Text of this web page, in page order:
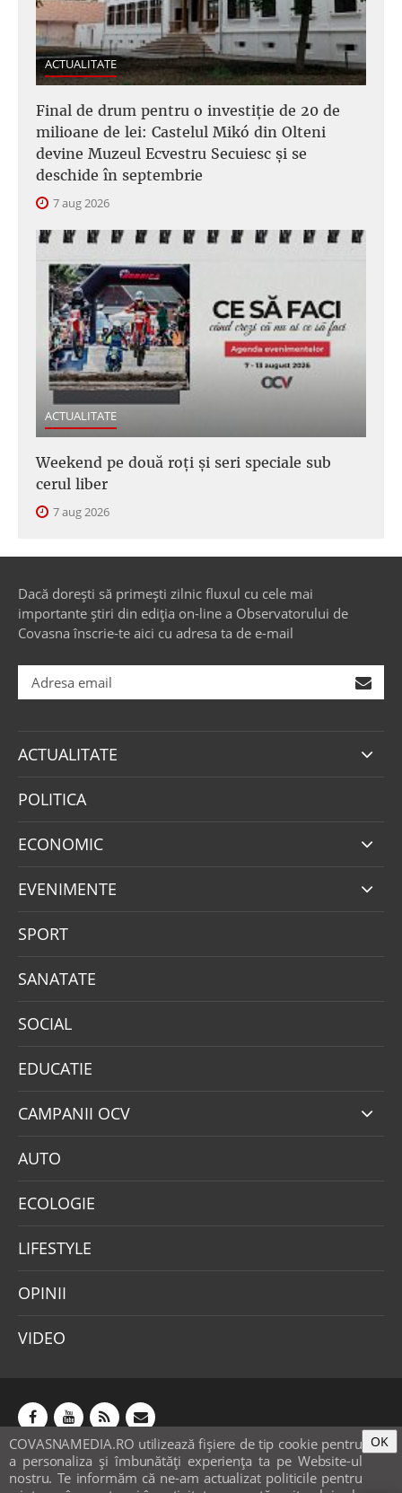
ACTUALITATE
Final de drum pentru o investiție de 20 de
milioane de lei: Castelul Mikó din Olteni
devine Muzeul Ecvestru Secuiesc și se
deschide în septembrie
7 aug 2026
ACTUALITATE
Weekend pe două roți și seri speciale sub
cerul liber
7 aug 2026
Dacă dorești să primești zilnic fluxul cu cele mai
importante știri din ediția on-line a Observatorului de
Covasna înscrie-te aici cu adresa ta de e-mail
ACTUALITATE
POLITICA
ECONOMIC
EVENIMENTE
SPORT
SANATATE
SOCIAL
EDUCATIE
CAMPANII OCV
AUTO
ECOLOGIE
LIFESTYLE
OPINII
VIDEO
COVASNAMEDIA.RO utilizează fişiere de tip cookie pentru
a personaliza și îmbunătăți experiența ta pe Website-ul
nostru. Te informăm că ne-am actualizat politicile pentru
OK
Abonamente Publicitate
Mica publicitate
Contact
Sondaje POLITICA COOKIE-URI & GDPR